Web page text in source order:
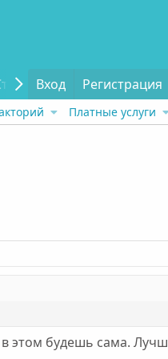
Отзывы О
Вход Регистрация
Платные услуги
этом будешь сама.